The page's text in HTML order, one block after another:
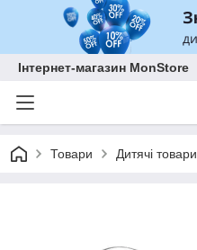
Інтернет-магазин MonStore
Товари Дитячі товари